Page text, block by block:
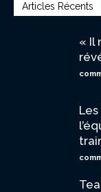
Articles Récents
« Il